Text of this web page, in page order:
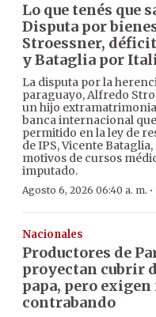
Lo que tenés que
Disputa por
Stroessner,
y Bataglia por
La disputa por la
paraguayo, Alfredo
un hijo
banca internacional
permitido en la ley de
de IPS, Vicente
motivos de cursos
imputado.
Agosto 6, 2026 06:40 a. m. ·
Nacionales
Productores de
proyectan cubrir
papa, pero
contrabando